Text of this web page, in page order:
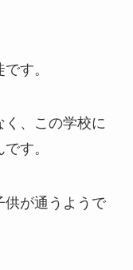
す。
く、この学校に
す。
供が通うようで